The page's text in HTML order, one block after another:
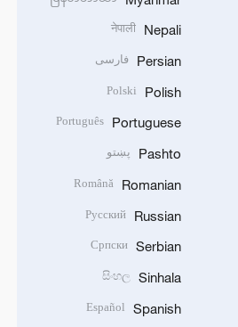
Nepali
नेपाली
Persian فارسی
Polish
Polski
Portuguese
Português
Pashto پښتو
Romanian
Română
Russian
Русский
Serbian
Српски
Sinhala
සිංහල
Spanish
Español